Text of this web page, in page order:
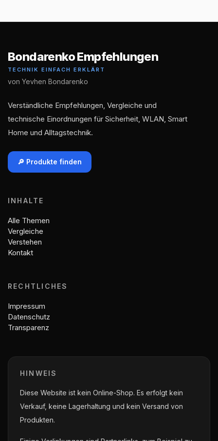
Bondarenko Empfehlungen
TECHNIK EINFACH ERKLÄRT
von Yevhen Bondarenko
Verständliche Empfehlungen, Vergleiche und
technische Einordnungen für Sicherheit, WLAN, Smart
Home und Alltagstechnik.
🔎 Produkte finden
INHALTE
Alle Themen
Vergleiche
Verstehen
Kontakt
RECHTLICHES
Impressum
Datenschutz
Transparenz
HINWEIS
Diese Website ist kein Online-Shop. Es erfolgt kein
Verkauf, keine Lagerhaltung und kein Versand von
Produkten.